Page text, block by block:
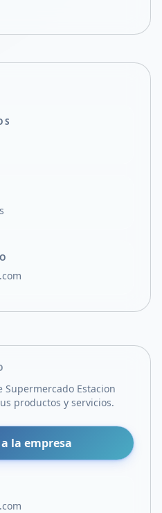
Supermercado Estacion
productos y servicios.
la empresa